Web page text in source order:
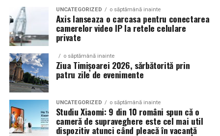
In acest context, anvelopele alese trebuie sa ofere un
echilibru intre aspect si functionalitate. Multi pasionati
opteaza pentru anvelope care arata bine la show, dar
care pot fi folosite si in conditii reale de trafic,
indiferent de vreme sau sezon.
De ce conteaza tipul de anvelopa la evenimentele din
Cluj
Clujul este un oras in care vremea poate fi imprevizibila,
iar drumurile din imprejurimi includ atat zone urbane,
UNCATEGORIZED o săptămână inainte
Axis lanseaza o carcasa pentru conectarea
camerelor video IP la retele celulare
private
o săptămână inainte
Ziua Timișoarei 2026, sărbătorită prin
patru zile de evenimente
UNCATEGORIZED o săptămână inainte
Studiu Xiaomi: 9 din 10 români spun că o
cameră de supraveghere este cel mai util
dispozitiv atunci când pleacă în vacanță